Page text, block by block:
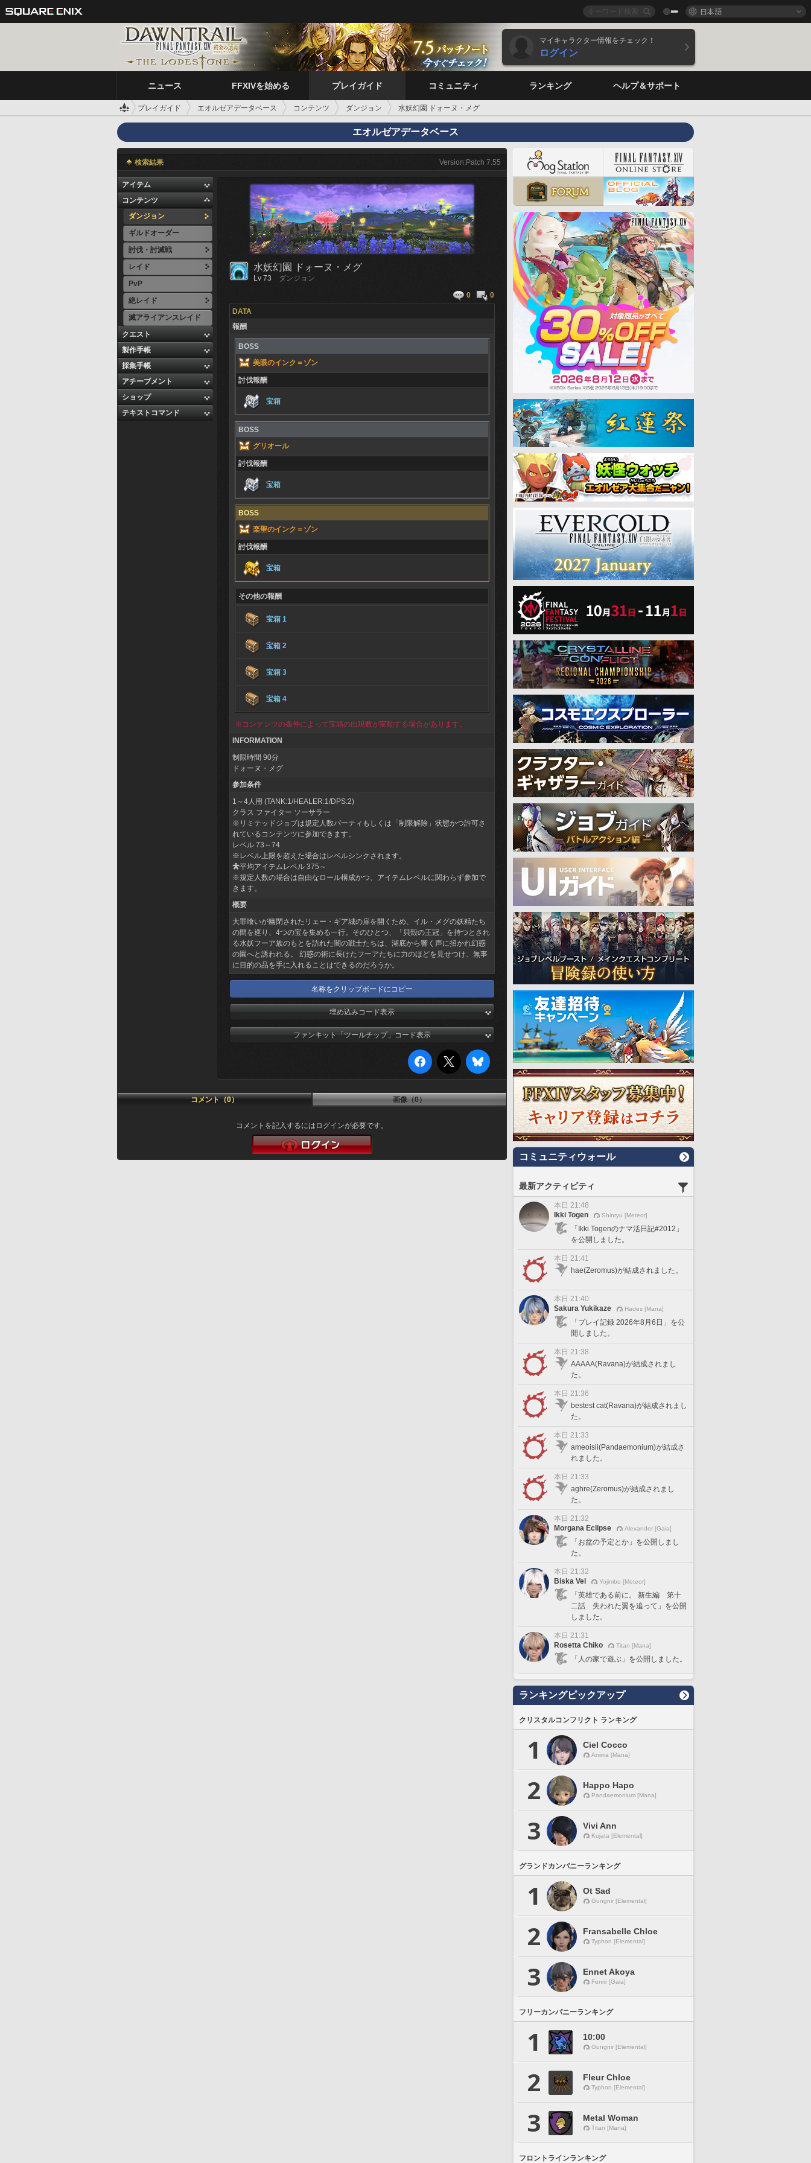
日本語
マイキャラクター情報をチェック！
ログイン
ニュース FFXIVを始める プレイガイド コミュニティ ランキング ヘルプ＆サポート
プレイガイド エオルゼアデータベース コンテンツ ダンジョン 水妖幻園 ドォーヌ・メグ
エオルゼアデータベース
検索結果 Version:Patch 7.55
アイテム
コンテンツ
ダンジョン
ギルドオーダー
討伐・討滅戦
レイド
PvP
絶レイド
滅アライアンスレイド
クエスト
製作手帳
採集手帳
アチーブメント
ショップ
テキストコマンド
水妖幻園 ドォーヌ・メグ
Lv 73
ダンジョン
0
0
DATA
報酬
BOSS
美眼のインク＝ゾン
討伐報酬
宝箱
BOSS
グリオール
討伐報酬
宝箱
BOSS
楽聖のインク＝ゾン
討伐報酬
宝箱
その他の報酬
宝箱 1
宝箱 2
宝箱 3
宝箱 4
※コンテンツの条件によって宝箱の出現数が変動する場合があります。
INFORMATION
制限時間 90分
ドォーヌ・メグ
参加条件
1～4人用 (TANK:1/HEALER:1/DPS:2)
クラス ファイター ソーサラー
※リミテッドジョブは規定人数パーティもしくは「制限解除」状態かつ許可さ
れているコンテンツに参加できます。
レベル 73～74
※レベル上限を超えた場合はレベルシンクされます。
平均アイテムレベル 375～
※規定人数の場合は自由なロール構成かつ、アイテムレベルに関わらず参加で
きます。
概要
大罪喰いが幽閉されたリェー・ギア城の扉を開くため、イル・メグの妖精たち
の間を巡り、4つの宝を集める一行。そのひとつ、「貝殻の王冠」を持つとされ
る水妖フーア族のもとを訪れた闇の戦士たちは、湖底から響く声に招かれ幻惑
の園へと誘われる。 幻惑の術に長けたフーアたちに力のほどを見せつけ、無事
に目的の品を手に入れることはできるのだろうか。
名称をクリップボードにコピー
埋め込みコード表示
ファンキット「ツールチップ」コード表示
コメント（0） 画像（0）
コメントを記入するにはログインが必要です。
コミュニティウォール
最新アクティビティ
本日 21:48
Ikki Togen
Shinryu [Meteor]
「Ikki Togenのナマ活日記#2012」
を公開しました。
本日 21:41
hae(Zeromus)が結成されました。
本日 21:40
Sakura Yukikaze
Hades [Mana]
「プレイ記録 2026年8月6日」を公
開しました。
本日 21:38
AAAAA(Ravana)が結成されまし
た。
本日 21:36
bestest cat(Ravana)が結成されまし
た。
本日 21:33
ameoisii(Pandaemonium)が結成さ
れました。
本日 21:33
aghre(Zeromus)が結成されまし
た。
本日 21:32
Morgana Eclipse
Alexander [Gaia]
「お盆の予定とか」を公開しまし
た。
本日 21:32
Biska Vel
Yojimbo [Meteor]
「英雄である前に。 新生編 第十
二話 失われた翼を追って」を公開
しました。
本日 21:31
Rosetta Chiko
Titan [Mana]
「人の家で遊ぶ」を公開しました。
ランキングピックアップ
クリスタルコンフリクト ランキング
1 Ciel Cocco
Anima [Mana]
2 Happo Hapo
Pandaemonium [Mana]
3 Vivi Ann
Kujata [Elemental]
グランドカンパニーランキング
1 Ot Sad
Gungnir [Elemental]
2 Fransabelle Chloe
Typhon [Elemental]
3 Ennet Akoya
Fenrir [Gaia]
フリーカンパニーランキング
1 10:00
Gungnir [Elemental]
2 Fleur Chloe
Typhon [Elemental]
3 Metal Woman
Titan [Mana]
フロントラインランキング